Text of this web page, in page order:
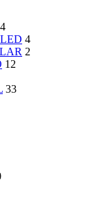
4
4
2
12
33